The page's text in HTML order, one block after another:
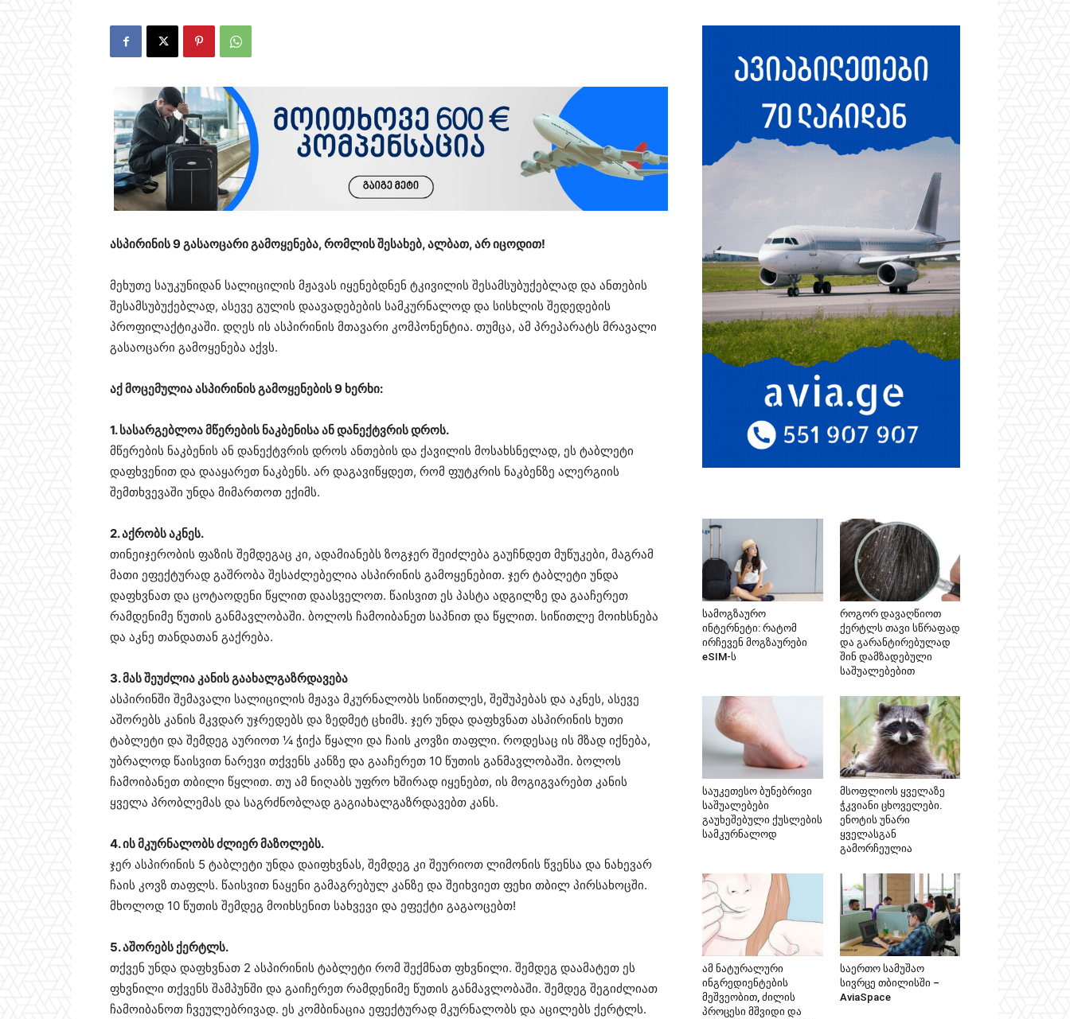
ასპირინის 9 გასაოცარი გამოყენება, რომლის შესახებ, ალბათ, არ იცოდით!
მეხუთე საუკუნიდან სალიცილის მჟავას იყენებდნენ ტკივილის შესამსუბუქებლად და ანთების
შესამსუბუქებლად, ასევე გულის დაავადებების სამკურნალოდ და სისხლის შედედების
პროფილაქტიკაში. დღეს ის ასპირინის მთავარი კომპონენტია. თუმცა, ამ პრეპარატს მრავალი
გასაოცარი გამოყენება აქვს.
აქ მოცემულია ასპირინის გამოყენების 9 ხერხი:
1. სასარგებლოა მწერების ნაკბენისა ან დანექტვრის დროს.
მწერების ნაკბენის ან დანექტვრის დროს ანთების და ქავილის მოსახსნელად, ეს ტაბლეტი
დაფხვენით და დააყარეთ ნაკბენს. არ დაგავიწყდეთ, რომ ფუტკრის ნაკბენზე ალერგიის
შემთხვევაში უნდა მიმართოთ ექიმს.
2. აქრობს აკნეს.
თინეიჯერობის ფაზის შემდეგაც კი, ადამიანებს ზოგჯერ შეიძლება გაუჩნდეთ მუწუკები, მაგრამ
მათი ეფექტურად გაშრობა შესაძლებელია ასპირინის გამოყენებით. ჯერ ტაბლეტი უნდა
დაფხვნათ და ცოტაოდენი წყლით დაასველოთ. წაისვით ეს პასტა ადგილზე და გააჩერეთ
რამდენიმე წუთის განმავლობაში. ბოლოს ჩამოიბანეთ საპნით და წყლით. სიწითლე მოიხსნება
და აკნე თანდათან გაქრება.
3. მას შეუძლია კანის გაახალგაზრდავება
ასპირინში შემავალი სალიცილის მჟავა მკურნალობს სიწითლეს, შეშუპებას და აკნეს, ასევე
აშორებს კანის მკვდარ უჯრედებს და ზედმეტ ცხიმს. ჯერ უნდა დაფხვნათ ასპირინის ხუთი
ტაბლეტი და შემდეგ აურიოთ ¼ ჭიქა წყალი და ჩაის კოვზი თაფლი. როდესაც ის მზად იქნება,
უბრალოდ წაისვით ნარევი თქვენს კანზე და გააჩერეთ 10 წუთის განმავლობაში. ბოლოს
ჩამოიბანეთ თბილი წყლით. თუ ამ ნიღაბს უფრო ხშირად იყენებთ, ის მოგიგვარებთ კანის
ყველა პრობლემას და საგრძნობლად გაგიახალგაზრდავებთ კანს.
4. ის მკურნალობს ძლიერ მაზოლებს.
ჯერ ასპირინის 5 ტაბლეტი უნდა დაიფხვნას, შემდეგ კი შეურიოთ ლიმონის წვენსა და ნახევარ
ჩაის კოვზ თაფლს. წაისვით ნაყენი გამაგრებულ კანზე და შეიხვიეთ ფეხი თბილ პირსახოცში.
მხოლოდ 10 წუთის შემდეგ მოიხსენით სახვევი და ეფექტი გაგაოცებთ!
5. აშორებს ქერტლს.
თქვენ უნდა დაფხვნათ 2 ასპირინის ტაბლეტი რომ შექმნათ ფხვნილი. შემდეგ დაამატეთ ეს
ფხვნილი თქვენს შამპუნში და გაიჩერეთ რამდენიმე წუთის განმავლობაში. შემდეგ შეგიძლიათ
ჩამოიბანოთ ჩვეულებრივად. ეს კომბინაცია ეფექტურად მკურნალობს და აცილებს ქერტლს.
სამოგზაურო
ინტერნეტი: რატომ
ირჩევენ მოგზაურები
eSIM-ს
როგორ დავაღწიოთ
ქერტლს თავი სწრაფად
და გარანტირებულად
შინ დამზადებული
საშუალებებით
საუკეთესო ბუნებრივი
საშუალებები
გაუხეშებული ქუსლების
სამკურნალოდ
მსოფლიოს ყველაზე
ჭკვიანი ცხოველები.
ენოტის უნარი
ყველასგან
გამორჩეულია
ამ ნატურალური
ინგრედიენტების
მეშვეობით, ძილის
პროცესი მშვიდი და
საერთო სამუშაო
სივრცე თბილისში –
AviaSpace